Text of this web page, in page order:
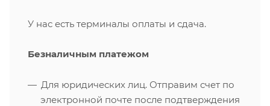
У нас есть терминалы оплаты и сдача.
Безналичным платежом
Для юридических лиц. Отправим счет по
электронной почте после подтверждения